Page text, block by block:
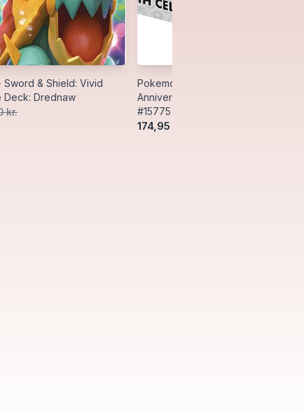
& Shield: Vivid
Deck: Drednaw
kr.
Pokemon Premium Wood Deck
Anniversary (Celebrations) - Ultra
#15775
174,95 kr.